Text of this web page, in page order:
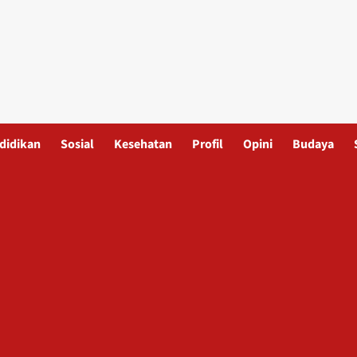
Sosial Kesehatan Profil Opini Budaya